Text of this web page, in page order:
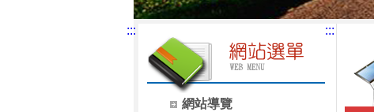
:::
網站導覽
:::